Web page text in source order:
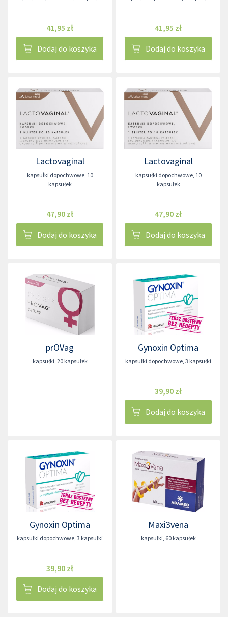
41,95 zł
Dodaj do koszyka
41,95 zł
Dodaj do koszyka
Lactovaginal
kapsułki dopochwowe, 10
kapsułek
47,90 zł
Dodaj do koszyka
Lactovaginal
kapsułki dopochwowe, 10
kapsułek
47,90 zł
Dodaj do koszyka
prOVag
kapsułki, 20 kapsułek
Gynoxin Optima
kapsułki dopochwowe, 3 kapsułki
39,90 zł
Dodaj do koszyka
Gynoxin Optima
kapsułki dopochwowe, 3 kapsułki
39,90 zł
Dodaj do koszyka
Maxi3vena
kapsułki, 60 kapsułek